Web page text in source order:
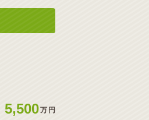
5,500万 円